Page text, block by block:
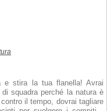
e stira la tua flanella! Avrai
squadra perché la natura è
il tempo, dovrai tagliare